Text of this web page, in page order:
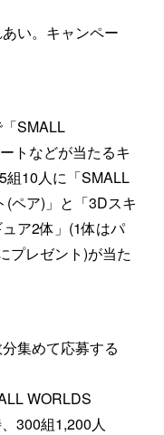
い。キャンペー
SMALL
トなどが当たるキ
組10人に「SMALL
(ペア)」と「3Dスキ
ア2体」(1体はパ
プレゼント)が当た
集めて応募する
WORLDS
300組1,200人